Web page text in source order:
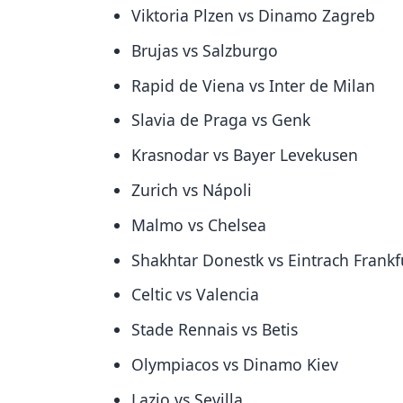
Viktoria Plzen vs Dinamo Zagreb
Brujas vs Salzburgo
Rapid de Viena vs Inter de Milan
Slavia de Praga vs Genk
Krasnodar vs Bayer Levekusen
Zurich vs Nápoli
Malmo vs Chelsea
Shakhtar Donestk vs Eintrach
Celtic vs Valencia
Stade Rennais vs Betis
Olympiacos vs Dinamo Kiev